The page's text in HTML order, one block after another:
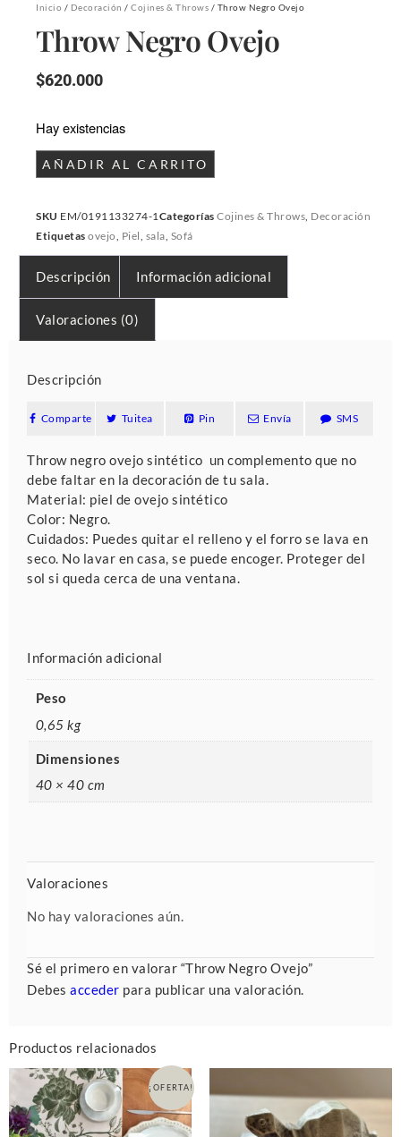
Inicio / Decoración / Cojines & Throws / Throw Negro Ovejo
Throw Negro Ovejo
$620.000
Hay existencias
AÑADIR AL CARRITO
SKU EM/0191133274-1 Categorías Cojines & Throws Decoración
Etiquetas ovejo Piel sala Sofá
Productos relacionados
¡OFERTA!
Descripción Información adicional
Valoraciones (0)
Descripción
Comparte Tuitea Pin Envía SMS
Throw negro ovejo sintético un complemento que no
debe faltar en la decoración de tu sala.
Material: piel de ovejo sintético
Color: Negro.
Cuidados: Puedes quitar el relleno y el forro se lava en
seco. No lavar en casa, se puede encoger. Proteger del
sol si queda cerca de una ventana.
Información adicional
Peso
0,65 kg
Dimensiones
40 × 40 cm
Valoraciones
No hay valoraciones aún.
Sé el primero en valorar “Throw Negro Ovejo”
Debes acceder para publicar una valoración.